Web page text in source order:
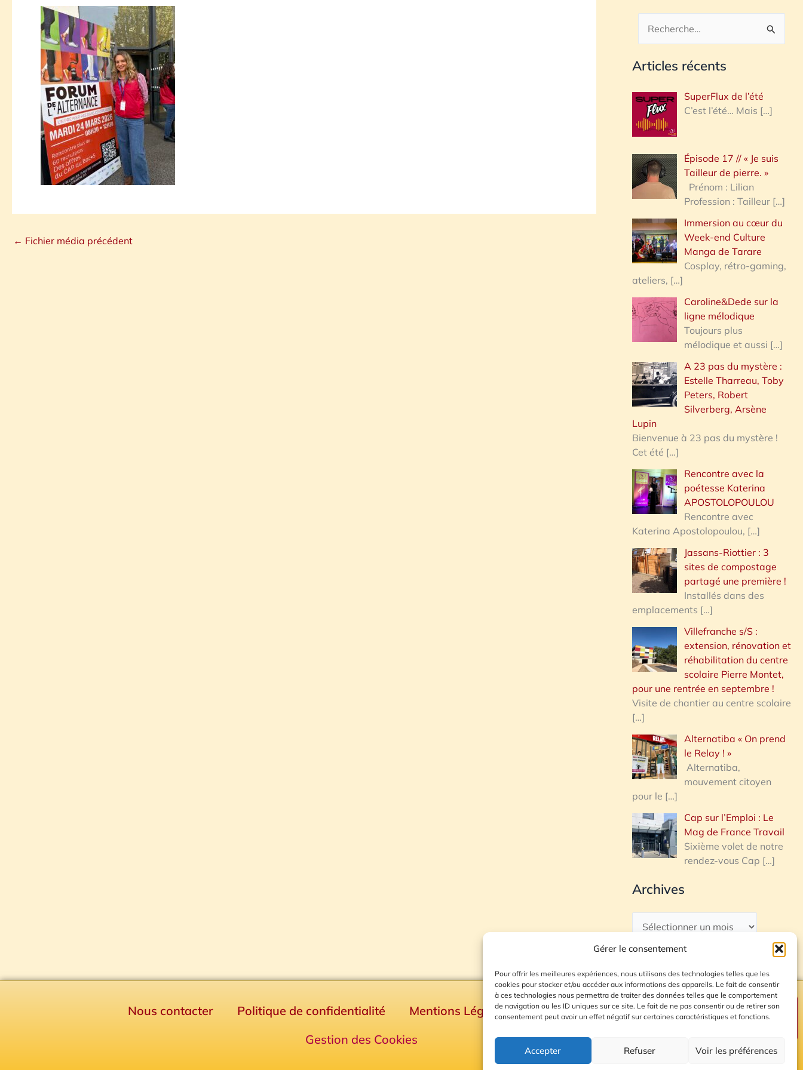
Gérer le consentement
Pour offrir les meilleures expériences, nous utilisons des technologies telles que les
cookies pour stocker et/ou accéder aux informations des appareils. Le fait de consentir
à ces technologies nous permettra de traiter des données telles que le comportement
de navigation ou les ID uniques sur ce site. Le fait de ne pas consentir ou de retirer son
consentement peut avoir un effet négatif sur certaines caractéristiques et fonctions.
Accepter Refuser Voir les préférences
← Fichier média précédent
c
h
r
h
e
:
Articles récents
SuperFlux de l’été
C’est l’été… Mais […]
Épisode 17 // « Je suis
Tailleur de pierre. »
Prénom : Lilian
Profession : Tailleur […]
Immersion au cœur du
Week-end Culture
Manga de Tarare
Cosplay, rétro-gaming,
ateliers, […]
Caroline&Dede sur la
ligne mélodique
Toujours plus
mélodique et aussi […]
A 23 pas du mystère :
Estelle Tharreau, Toby
Peters, Robert
Silverberg, Arsène
Lupin
Bienvenue à 23 pas du mystère !
Cet été […]
Rencontre avec la
poétesse Katerina
APOSTOLOPOULOU
Rencontre avec
Katerina Apostolopoulou, […]
Jassans-Riottier : 3
sites de compostage
partagé une première !
Installés dans des
emplacements […]
Villefranche s/S :
extension, rénovation et
réhabilitation du centre
scolaire Pierre Montet,
pour une rentrée en septembre !
Visite de chantier au centre scolaire
[…]
Alternatiba « On prend
le Relay ! »
Alternatiba,
mouvement citoyen
pour le […]
Cap sur l’Emploi : Le
Mag de France Travail
Sixième volet de notre
rendez-vous Cap […]
Archives
Nous contacter Politique de confidentialité Mentions Légales
Plan du site
Gestion des Cookies